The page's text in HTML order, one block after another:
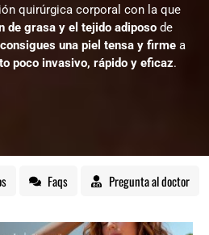
quirúrgica corporal con la que
de grasa y el tejido adiposo de
consigues una piel tensa y firme a
poco invasivo, rápido y eficaz.
Faqs Pregunta al doctor